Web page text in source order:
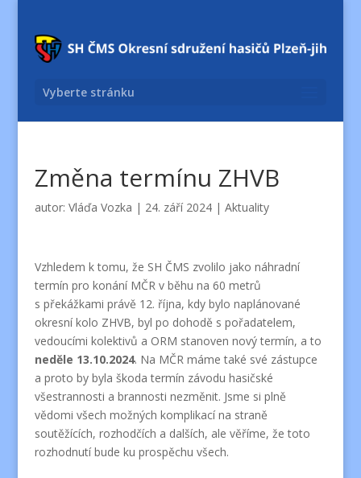
Vyberte stránku
Změna termínu ZHVB
autor: Vláďa Vozka | 24. září 2024| Aktuality
Vzhledem k tomu, že SH ČMS zvolilo jako náhradní
termín pro konání MČR v běhu na 60 metrů
s překážkami právě 12. října, kdy bylo naplánované
okresní kolo ZHVB, byl po dohodě s pořadatelem,
vedoucími kolektivů a ORM stanoven nový termín, a to
neděle 13.10.2024. Na MČR máme také své zástupce
a proto by byla škoda termín závodu hasičské
všestrannosti a brannosti nezměnit. Jsme si plně
vědomi všech možných komplikací na straně
soutěžících, rozhodčích a dalších, ale věříme, že toto
rozhodnutí bude ku prospěchu všech.